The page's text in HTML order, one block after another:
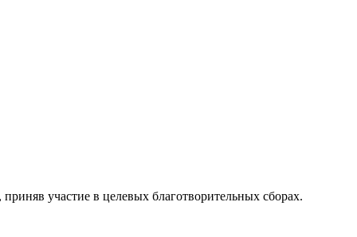
участие в целевых благотворительных сборах.